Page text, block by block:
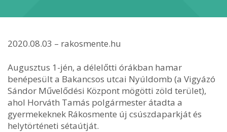
2020.08.03 – rakosmente.hu
Augusztus 1-jén, a délelőtti órákban hamar
benépesült a Bakancsos utcai Nyúldomb (a Vigyázó
Sándor Művelődési Központ mögötti zöld terület),
ahol Horváth Tamás polgármester átadta a
gyermekeknek Rákosmente új csúszdaparkját és
helytörténeti sétaútját.